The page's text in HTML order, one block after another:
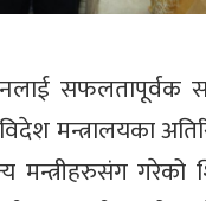
सफलतापूर्वक
मन्त्रालयका
गरेको